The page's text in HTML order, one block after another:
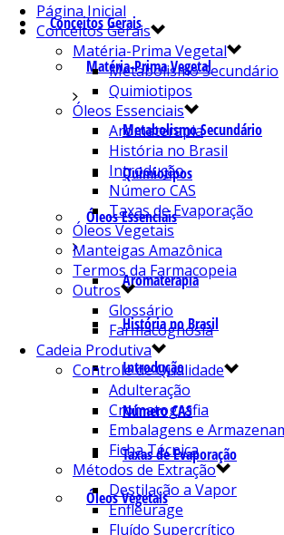
Conceitos Gerais
Matéria-Prima Vegetal
Metabolismo Secundário
Quimiotipos
Óleos Essenciais
Aromaterapia
História no Brasil
Introdução
Número CAS
Taxas de Evaporação
Óleos Vegetais
Página Inicial
Conceitos Gerais
Matéria-Prima Vegetal
Metabolismo Secundário
Quimiotipos
Óleos Essenciais
Aromaterapia
História no Brasil
Introdução
Número CAS
Taxas de Evaporação
Óleos Vegetais
Manteigas Amazônica
Termos da Farmacopeia
Outros
Glossário
Farmacognosia
Cadeia Produtiva
Controle de Qualidade
Adulteração
Cromatografia
Embalagens e
Ficha Técnica
Métodos de Extração
Destilação a Vapor
Enfleurage
Fluído Supercrítico